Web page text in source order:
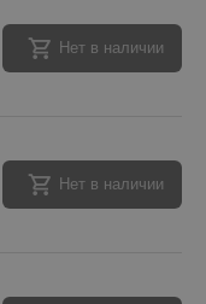
Нет в наличии
Нет в наличии